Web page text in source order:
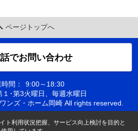
ページトップへ
でお問い合わせ
間：
9:00～18:30
１･第3火曜日、毎週水曜日
ンズ・ホーム岡崎 All rights reserved.
ト利用状況把握、サービス向上検討を目的と